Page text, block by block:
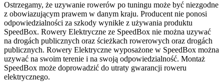
Ostrzegamy, że uzywanie rowerów po tuningu może być niezgodne
z obowiazującym prawem w danym kraju. Producent nie ponosi
odpowiedzialności za szkody wynikłe z używania produktu
SpeedBox. Rowery Elektryczne ze SpeedBox nie można uzywać
na drogách publicznych oraz ścieżkach rowerowych oraz drogách
publicznych. Rowery Elektryczne wyposażone w SpeedBox można
uzywać na swoim terenie i na swoją odpowiedzialność. Montaż
SpeedBox może doprowadzić do utraty gwarancji roweru
elektrycznego.